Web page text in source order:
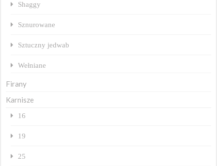
Shaggy
Sznurowane
Sztuczny jedwab
Wełniane
Firany
Karnisze
16
19
25